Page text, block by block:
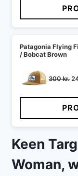
Patagonia Flying
/ Bobcat Brown
300kr.
Keen
Woman,